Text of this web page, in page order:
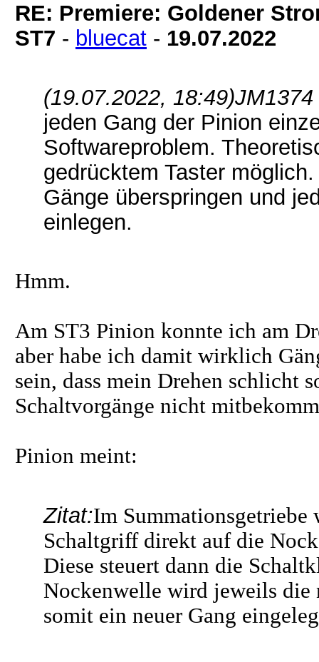
RE: Premiere: Goldener
ST7 - bluecat - 19.07.2022
(19.07.2022, 18:49)
jeden Gang der Pinion
Softwareproblem.
gedrücktem Taster
Gänge überspringen und
einlegen.
Hmm.
Am ST3 Pinion konnte ich am
aber habe ich damit wirklich
sein, dass mein Drehen schlicht
Schaltvorgänge nicht
Pinion meint:
Zitat:Im Summationsgetriebe
Schaltgriff direkt auf die
Diese steuert dann die
Nockenwelle wird jeweils die
somit ein neuer Gang